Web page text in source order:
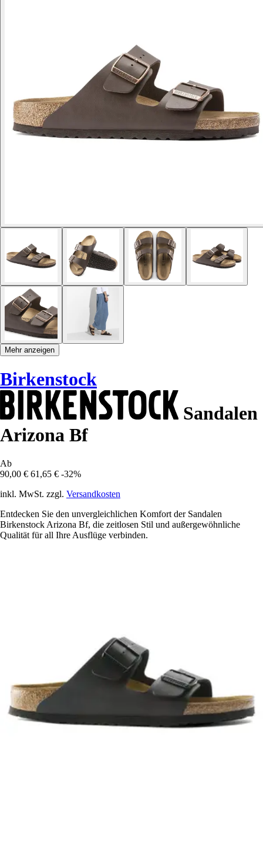
Mehr anzeigen
Birkenstock
Sandalen
Arizona Bf
Ab
90,00 € 61,65 € -32%
inkl. MwSt. zzgl. Versandkosten
Entdecken Sie den unvergleichlichen Komfort der Sandalen
Birkenstock Arizona Bf, die zeitlosen Stil und außergewöhnliche
Qualität für all Ihre Ausflüge verbinden.